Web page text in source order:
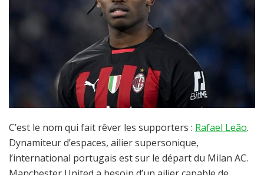
C’est le nom qui fait rêver les supporters : Rafael Leão.
Dynamiteur d’espaces, ailier supersonique,
l’international portugais est sur le départ du Milan AC.